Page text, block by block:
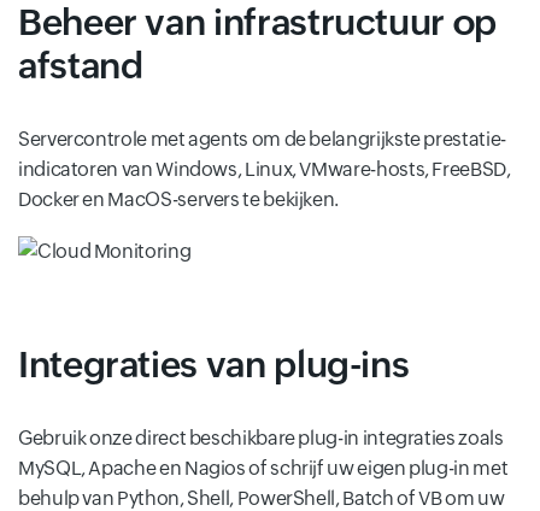
Beheer van infrastructuur op
afstand
Servercontrole met agents om de belangrijkste prestatie-
indicatoren van Windows, Linux, VMware-hosts, FreeBSD,
Docker en MacOS-servers te bekijken.
Integraties van plug-ins
Gebruik onze direct beschikbare plug-in integraties zoals
MySQL, Apache en Nagios of schrijf uw eigen plug-in met
behulp van Python, Shell, PowerShell, Batch of VB om uw